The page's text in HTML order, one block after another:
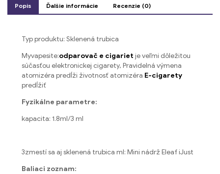
Popis Ďalšie informácie Recenzie (0)
Typ produktu: Sklenená trubica
Myvapesite:odparovač e cigariet je veľmi dôležitou
súčasťou elektronickej cigarety, Pravidelná výmena
atomizéra predĺži životnosť atomizéra E-cigarety
predĺžiť
Fyzikálne parametre:
kapacita: 1.8ml/3 ml
3zmestí sa aj sklenená trubica ml: Mini nádrž Eleaf iJust
Baliaci zoznam: